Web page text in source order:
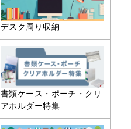
デスク周り収納
書類ケース・ポーチ・クリ
アホルダー特集